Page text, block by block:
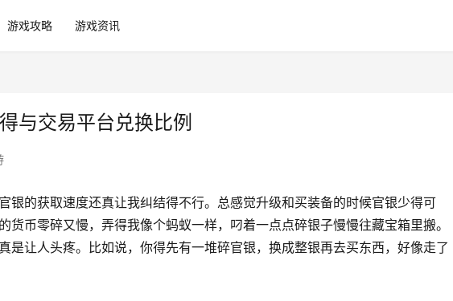
游戏攻略 游戏资讯
与交易平台兑换比例
银的获取速度还真让我纠结得不行。总感觉升级和买装备的时候官银少得可
货币零碎又慢，弄得我像个蚂蚁一样，叼着一点点碎银子慢慢往藏宝箱里搬。
是让人头疼。比如说，你得先有一堆碎官银，换成整银再去买东西，好像走了